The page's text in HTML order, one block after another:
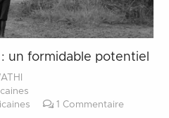
un formidable potentiel
1 Commentaire